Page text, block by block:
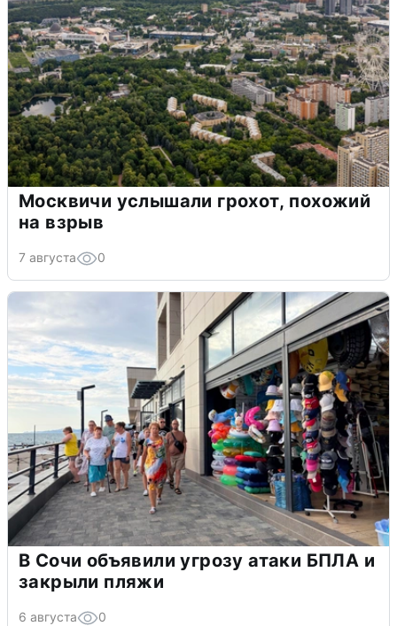
Москвичи услышали грохот, похожий
на взрыв
7 августа 0
В Сочи объявили угрозу атаки БПЛА и
закрыли пляжи
6 августа 0